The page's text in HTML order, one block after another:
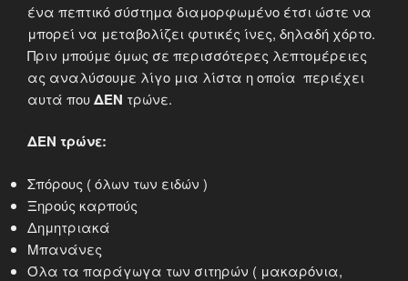
ένα πεπτικό σύστημα διαμορφωμένο έτσι ώστε να
μπορεί να μεταβολίζει φυτικές ίνες, δηλαδή χόρτο.
Πριν μπούμε όμως σε περισσότερες λεπτομέρειες
ας αναλύσουμε λίγο μια λίστα η οποία περιέχει
αυτά πουΔΕΝ τρώνε.
ΔΕΝ τρώνε:
Σπόρους ( όλων των ειδών )
Ξηρούς καρπούς
Δημητριακά
Μπανάνες
Όλα τα παράγωγα των σιτηρών ( μακαρόνια,